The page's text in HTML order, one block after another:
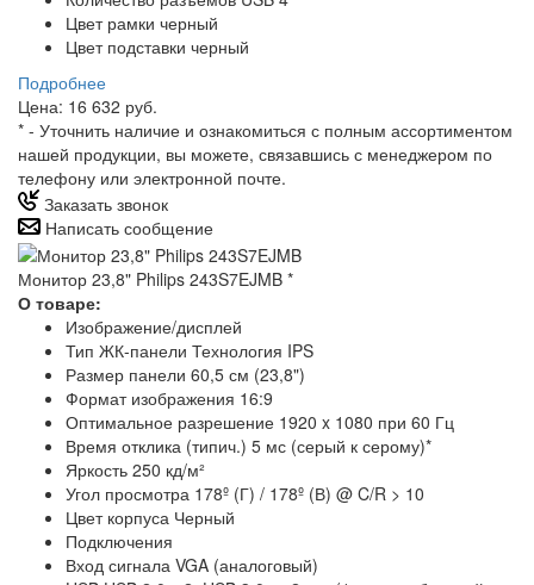
Цвет рамки черный
Цвет подставки черный
Подробнее
Цена: 16 632 руб.
* - Уточнить наличие и ознакомиться с полным ассортиментом
нашей продукции, вы можете, связавшись с менеджером по
телефону или электронной почте.
Заказать звонок
Написать сообщение
Монитор 23,8" Philips 243S7EJMB *
О товаре:
Изображение/дисплей
Тип ЖК-панели Технология IPS
Размер панели 60,5 см (23,8")
Формат изображения 16:9
Оптимальное разрешение 1920 x 1080 при 60 Гц
Время отклика (типич.) 5 мс (серый к серому)*
Яркость 250 кд/м²
Угол просмотра 178º (Г) / 178º (В) @ C/R > 10
Цвет корпуса Черный
Подключения
Вход сигнала VGA (аналоговый)